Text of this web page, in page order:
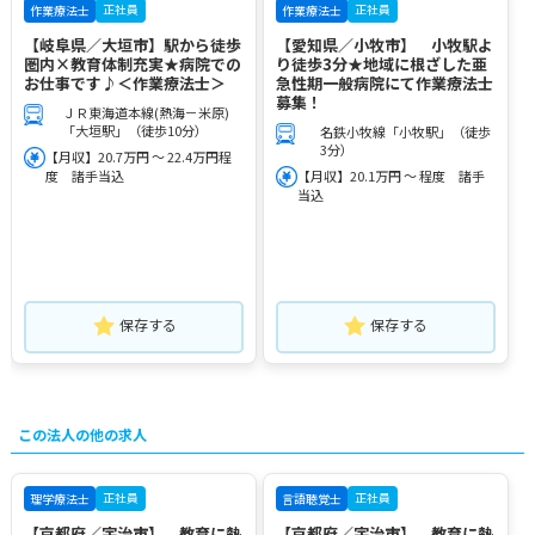
作業療法士 正社員
【岐阜県／大垣市】駅から徒歩
圏内×教育体制充実★病院での
お仕事です♪＜作業療法士＞
ＪＲ東海道本線(熱海－米原)
「大垣駅」（徒歩10分）
【月収】20.7万円 ～ 22.4万円程
度 諸手当込
保存する
作業療法士 正社員
【愛知県／小牧市】 小牧駅よ
り徒歩3分★地域に根ざした亜
急性期一般病院にて作業療法士
募集！
名鉄小牧線「小牧駅」（徒歩
3分）
【月収】20.1万円 ～ 程度 諸手
当込
保存する
この法人の他の求人
理学療法士 正社員 言語聴覚士 正社員